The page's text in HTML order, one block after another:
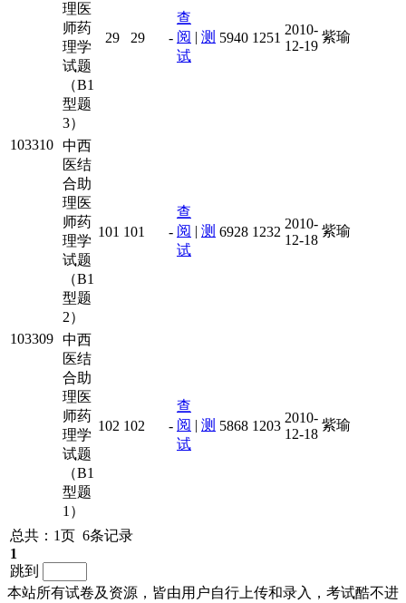
理医
师药
理学
试题
（B1
型题
3）
29 29 -
查
阅 | 测
试
5940 1251
2010-
12-19
紫瑜
103310 中西
医结
合助
理医
师药
理学
试题
（B1
型题
2）
101 101 -
查
阅 | 测
试
6928 1232
2010-
12-18
紫瑜
103309 中西
医结
合助
理医
师药
理学
试题
（B1
型题
1）
102 102 -
查
阅 | 测
试
5868 1203
2010-
12-18
紫瑜
总共：1页 6条记录
1
跳到
本站所有试卷及资源，皆由用户自行上传和录入，考试酷不进